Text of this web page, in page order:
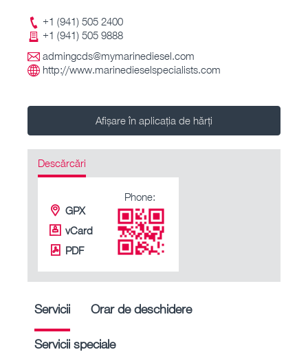
+1 (941) 505 2400
+1 (941) 505 9888
admingcds@mymarinediesel.com
http://www.marinedieselspecialists.com
Afișare în aplicația de hărți
Descărcări
GPX
vCard
PDF
Phone:
Servicii Orar de deschidere
Servicii speciale